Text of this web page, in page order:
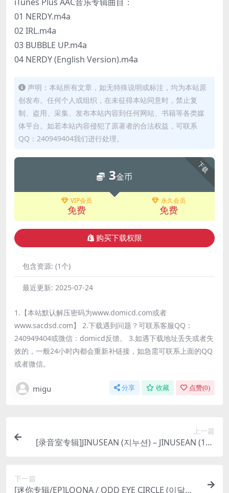
01 NERDY.m4a
02 IRL.m4a
03 BUBBLE UP.m4a
04 NERDY (English Version).m4a
声明：本站所有文章，如无特殊说明或标注，均为本站原
创发布。任何个人或组织，在未征得本站同意时，禁止复
制、盗用、采集、发布本站内容到任何网站、书籍等各类媒
体平台。如若本站内容侵犯了原著者的合法权益，可联系
QQ：240949404我们进行处理。
下载
3金币
VIP会员
免费
永久会员
免费
购买下载权限
包含资源: (1个)
最近更新: 2025-07-24
1.【本站默认解压密码为www.domicd.com或者
www.sacdsd.com】 2.下载遇到问题？可联系客服QQ：
240949404或微信：domicd反馈。 3.如遇下载地址丢失或者失
效的，一般24小时内都会重新补链接，如急需可联系上面的QQ
或者微信。
migu 分享 收藏 点赞(0)
上一篇
[录音室专辑]JINUSEAN (지누션) – JINUSEAN (199
下一篇
[迷你专辑/EP]LOONA / ODD EYE CIRCLE (이달의